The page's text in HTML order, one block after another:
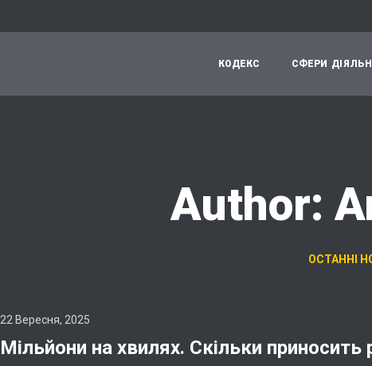
КОД Е КС СФ Е Р И Д Я Л Ь Н
Author:
ОСТАННІ
22 Вересня, 2025
Мільйони на хвилях. Скільки приносить